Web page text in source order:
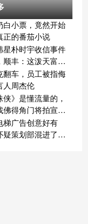
白小票，竟然开始
正的番茄小说
星朴时宇收信事件
顺丰：这泼天富贵
我了
翻车，员工被指侮
人周杰伦
侠》是懂流量的，
佛得角门将拍宣传
梯广告创意好有
疑策划部混进了天